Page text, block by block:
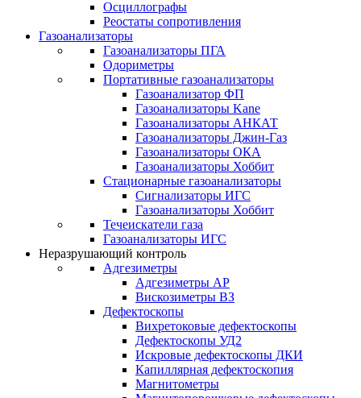
Осциллографы
Реостаты сопротивления
Газоанализаторы
Газоанализаторы ПГА
Одориметры
Портативные газоанализаторы
Газоанализатор ФП
Газоанализаторы Kane
Газоанализаторы АНКАТ
Газоанализаторы Джин-Газ
Газоанализаторы ОКА
Газоанализаторы Хоббит
Стационарные газоанализаторы
Сигнализаторы ИГС
Газоанализаторы Хоббит
Течеискатели газа
Газоанализаторы ИГС
Неразрушающий контроль
Адгезиметры
Адгезиметры АР
Вискозиметры ВЗ
Дефектоскопы
Вихретоковые дефектоскопы
Дефектоскопы УД2
Искровые дефектоскопы ДКИ
Капиллярная дефектоскопия
Магнитометры